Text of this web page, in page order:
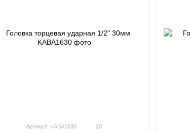
Артикул: KABA1630 20